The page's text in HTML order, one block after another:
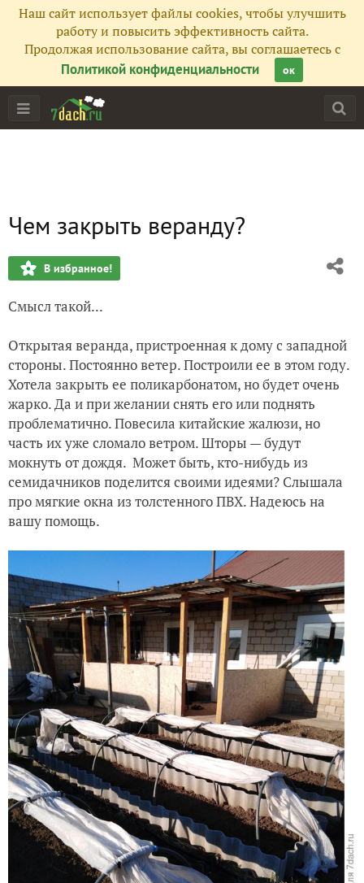
Наш сайт использует файлы cookies, чтобы улучшить
работу и повысить эффективность сайта.
Продолжая использование сайта, вы соглашаетесь с
Политикой конфиденциальности
ок
Чем закрыть веранду?
В избранное!
Смысл такой...
Открытая веранда, пристроенная к дому с западной
стороны. Постоянно ветер. Построили ее в этом году.
Хотела закрыть ее поликарбонатом, но будет очень
жарко. Да и при желании снять его или поднять
проблематично. Повесила китайские жалюзи, но
часть их уже сломало ветром. Шторы — будут
мокнуть от дождя. Может быть, кто-нибудь из
семидачников поделится своими идеями? Слышала
про мягкие окна из толстенного ПВХ. Надеюсь на
вашу помощь.